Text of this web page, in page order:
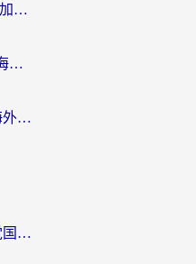
国外看芒果tv总卡？选对回国加速器，轻松追《浪姐》不费劲
在国外怎么看nba直播网站？海外党专属体育观赛指南，告别地区限制！
国外怎么看手机腾讯视频？海外党亲测有效的追剧加速器选择指南
德国怎么玩最强祖师？海外党国服游戏加速器选择全攻略（附宝可梦Online实测）